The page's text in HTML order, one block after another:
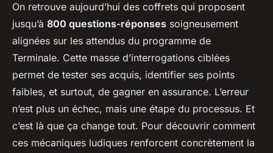
On retrouve aujourd’hui des coffrets qui proposent
jusqu’à 800 questions-réponses soigneusement
alignées sur les attendus du programme de
Terminale. Cette masse d’interrogations ciblées
permet de tester ses acquis, identifier ses points
faibles, et surtout, de gagner en assurance. L’erreur
n’est plus un échec, mais une étape du processus. Et
c’est là que ça change tout. Pour découvrir comment
ces mécaniques ludiques renforcent concrètement la